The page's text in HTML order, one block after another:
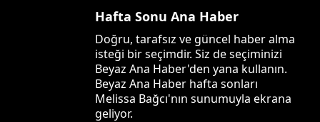
Hafta Sonu Ana Haber
Doğru, tarafsız ve güncel haber alma
isteği bir seçimdir. Siz de seçiminizi
Beyaz Ana Haber'den yana kullanın.
Beyaz Ana Haber hafta sonları
Melissa Bağcı'nın sunumuyla ekrana
geliyor.